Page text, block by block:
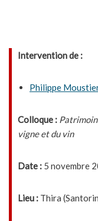
Intervention de :
Philippe
Colloque :
vigne et du vin
Date : 5 novembre
Lieu : Thira